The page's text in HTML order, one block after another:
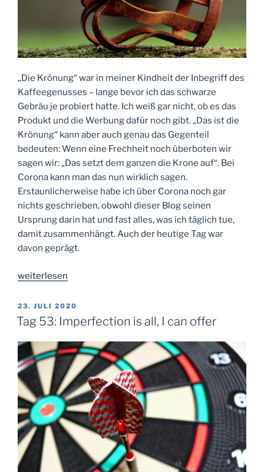
„Die Krönung“ war in meiner Kindheit der Inbegriff des
Kaffeegenusses – lange bevor ich das schwarze
Gebräu je probiert hatte. Ich weiß gar nicht, ob es das
Produkt und die Werbung dafür noch gibt. „Das ist die
Krönung“ kann aber auch genau das Gegenteil
bedeuten: Wenn eine Frechheit noch überboten wir
sagen wir: „Das setzt dem ganzen die Krone auf“. Bei
Corona kann man das nun wirklich sagen.
Erstaunlicherweise habe ich über Corona noch gar
nichts geschrieben, obwohl dieser Blog seinen
Ursprung darin hat und fast alles, was ich täglich tue,
damit zusammenhängt. Auch der heutige Tag war
davon geprägt.
„Tag
Die
Krone
weiterlesen
VERÖFFENTLICHT
AM
23. JULI 2020
Tag 53: Imperfection is all, I can offer